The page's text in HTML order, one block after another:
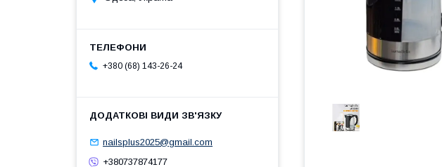
+380 (68) 143-26-24
nailsplus2025@gmail.com
+380737874177